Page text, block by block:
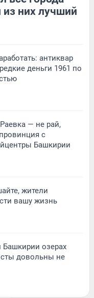
них лучший
антиквар
деньги 1961 по
— не рай,
с
Башкирии
жители
вашу жизнь
Башкирии озерах
довольны не